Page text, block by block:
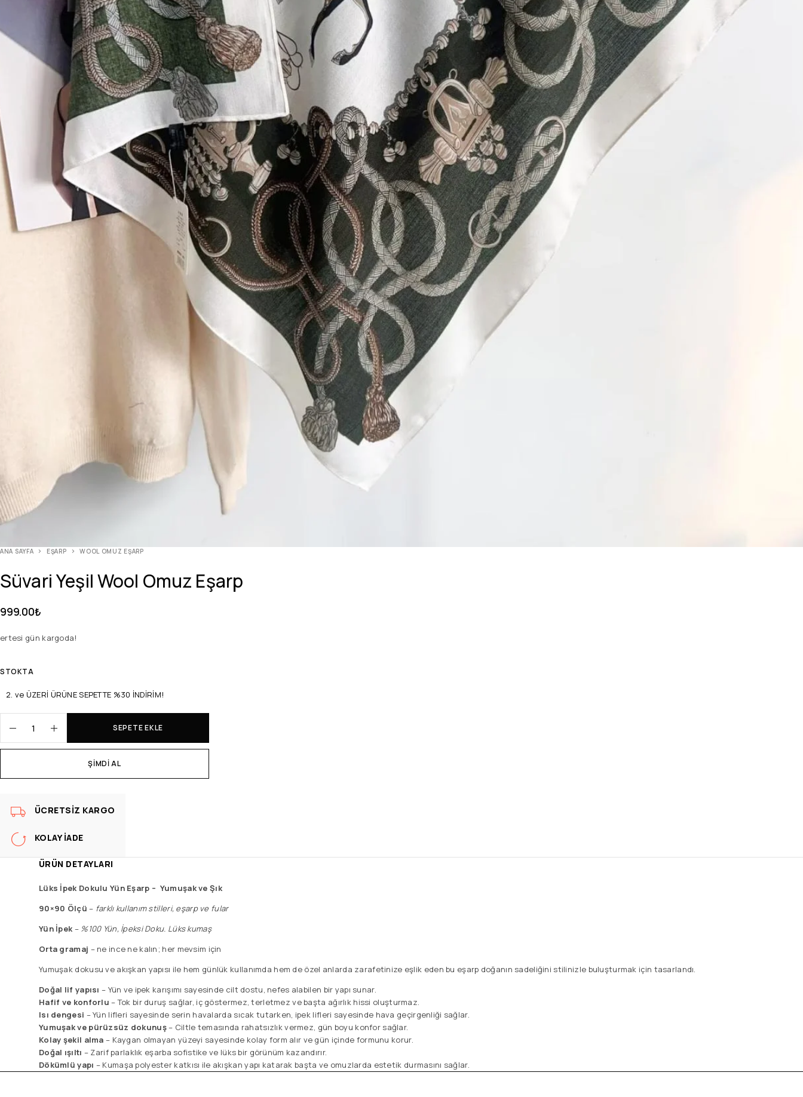
ANA SAYFA EŞARP WOOL OMUZ EŞARP
Süvari Yeşil Wool Omuz Eşarp
999.00₺
ertesi gün kargoda!
STOKTA
2. ve ÜZERİ ÜRÜNE SEPETTE %30 İNDİRİM!
SEPETE EKLE
ŞIMDI AL
ÜCRETSIZ KARGO
KOLAY İADE
ÜRÜN DETAYLARI
Lüks İpek Dokulu Yün Eşarp – Yumuşak ve Şık
90×90 Ölçü– farklı kullanım stilleri, eşarp ve fular
Yün İpek – %100 Yün, İpeksi Doku. Lüks kumaş
Orta gramaj – ne ince ne kalın; her mevsim için
Yumuşak dokusu ve akışkan yapısı ile hem günlük kullanımda hem de özel anlarda zarafetinize eşlik eden bu eşarp doğanın sadeliğini stilinizle buluşturmak için tasarlandı.
Doğal lif yapısı – Yün ve ipek karışımı sayesinde cilt dostu, nefes alabilen bir yapı sunar.
Hafif ve konforlu – Tok bir duruş sağlar, iç göstermez, terletmez ve başta ağırlık hissi oluşturmaz.
Isı dengesi – Yün lifleri sayesinde serin havalarda sıcak tutarken, ipek lifleri sayesinde hava geçirgenliği sağlar.
Yumuşak ve pürüzsüz dokunuş– Ciltle temasında rahatsızlık vermez, gün boyu konfor sağlar.
Kolay şekil alma – Kaygan olmayan yüzeyi sayesinde kolay form alır ve gün içinde formunu korur.
Doğal ışıltı – Zarif parlaklık eşarba sofistike ve lüks bir görünüm kazandırır.
Dökümlü yapı – Kumaşa polyester katkısı ile akışkan yapı katarak başta ve omuzlarda estetik durmasını sağlar.